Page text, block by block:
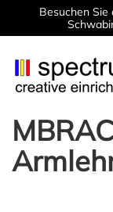
Besuchen